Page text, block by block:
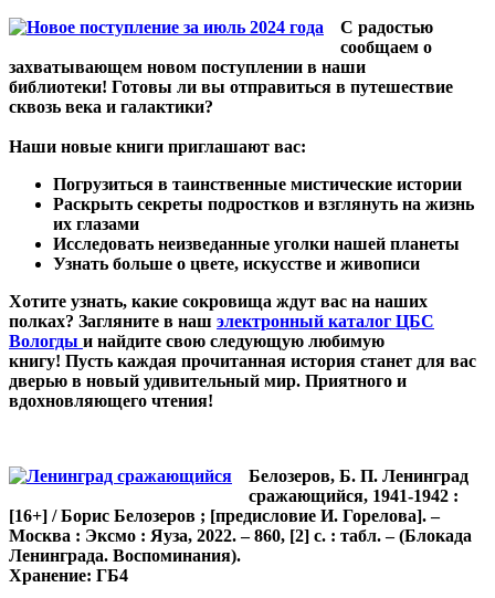
С радостью
сообщаем о
захватывающем новом поступлении в наши
библиотеки! Готовы ли вы отправиться в путешествие
сквозь века и галактики?
Наши новые книги приглашают вас:
Погрузиться в таинственные мистические истории
Раскрыть секреты подростков и взглянуть на жизнь
их глазами
Исследовать неизведанные уголки нашей планеты
Узнать больше о цвете, искусстве и живописи
Хотите узнать, какие сокровища ждут вас на наших
полках? Загляните в наш электронный каталог ЦБС
Вологды и найдите свою следующую любимую
книгу! Пусть каждая прочитанная история станет для вас
дверью в новый удивительный мир. Приятного и
вдохновляющего чтения!
Белозеров, Б. П. Ленинград
сражающийся, 1941-1942 :
[16+] / Борис Белозеров ; [предисловие И. Горелова]. –
Москва : Эксмо : Яуза, 2022. – 860, [2] с. : табл. – (Блокада
Ленинграда. Воспоминания).
Хранение: ГБ4